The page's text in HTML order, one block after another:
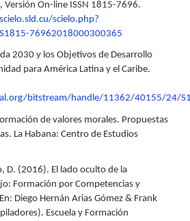
Versión On-line ISSN 1815-7696.
scielo.php?
76962018000300365
2030 y los Objetivos de Desarrollo
para América Latina y el Caribe.
bitstream/handle/11362/40155/24/
de valores morales. Propuestas
La Habana: Centro de Estudios
D. (2016). El lado oculto de la
Formación por Competencias y
Diego Hernán Arias Gómez & Frank
Escuela y Formación